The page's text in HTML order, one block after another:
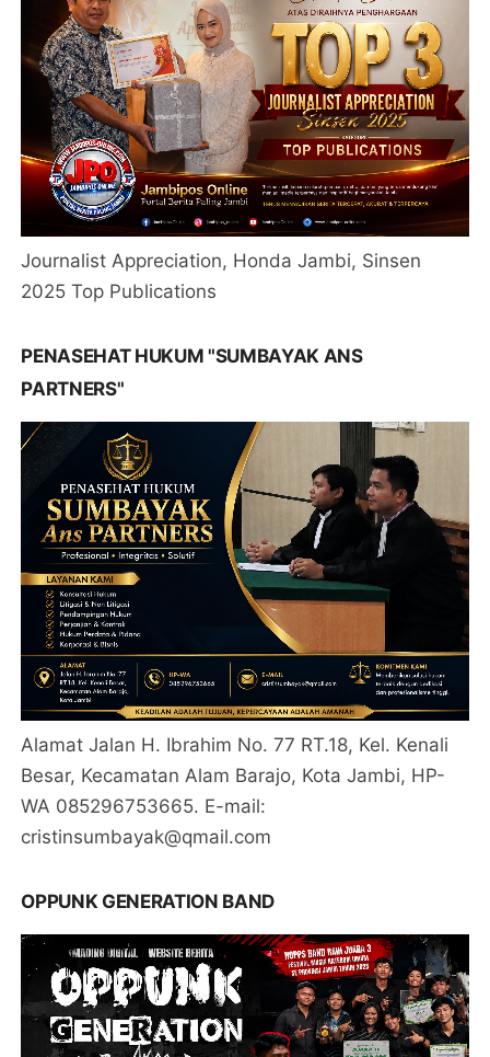
Journalist Appreciation, Honda Jambi, Sinsen
2025 Top Publications
PENASEHAT HUKUM "SUMBAYAK ANS
PARTNERS"
Alamat Jalan H. Ibrahim No. 77 RT.18, Kel. Kenali
Besar, Kecamatan Alam Barajo, Kota Jambi, HP-
WA 085296753665. E-mail:
cristinsumbayak@qmail.com
OPPUNK GENERATION BAND